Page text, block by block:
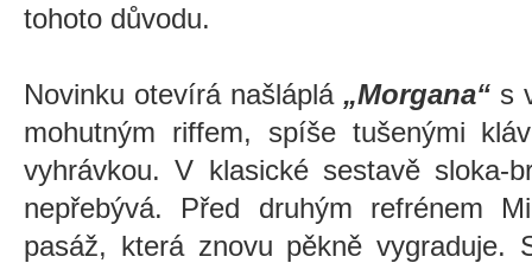
tohoto důvodu.
Novinku otevírá našláplá„Morgana“ s
mohutným riffem, spíše tušenými
vyhrávkou. V klasické sestavě sloka-
nepřebývá. Před druhým refrénem
pasáž, která znovu pěkně vygraduje.